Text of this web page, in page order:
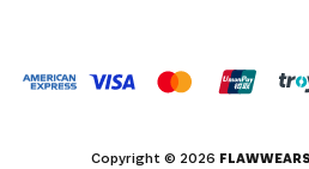
Copyright © 2026 FLAWWEARS